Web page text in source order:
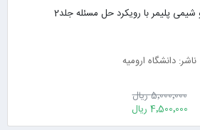
پلیمر با رویکرد حل مسئله جلد2
ناشر: دانشگاه ارومیه
5٬000٬000 ریال
4٬500٬000 ریال